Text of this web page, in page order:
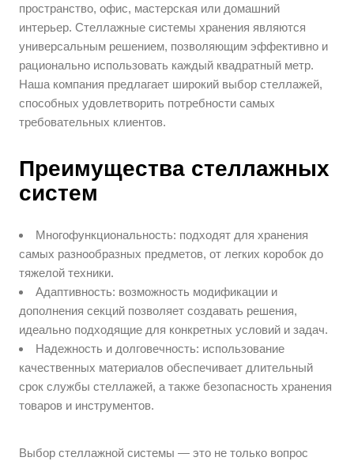
пространство, офис, мастерская или домашний
интерьер. Стеллажные системы хранения являются
универсальным решением, позволяющим эффективно и
рационально использовать каждый квадратный метр.
Наша компания предлагает широкий выбор стеллажей,
способных удовлетворить потребности самых
требовательных клиентов.
Преимущества стеллажных
систем
Многофункциональность: подходят для хранения
самых разнообразных предметов, от легких коробок до
тяжелой техники.
Адаптивность: возможность модификации и
дополнения секций позволяет создавать решения,
идеально подходящие для конкретных условий и задач.
Надежность и долговечность: использование
качественных материалов обеспечивает длительный
срок службы стеллажей, а также безопасность хранения
товаров и инструментов.
Выбор стеллажной системы — это не только вопрос